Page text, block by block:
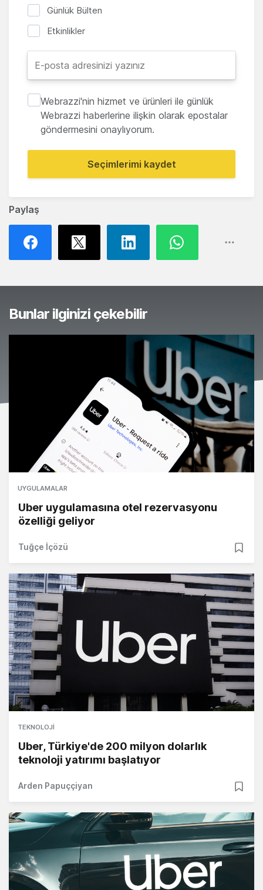
Paylaş
Günlük Bülten
Etkinlikler
Webrazzi'nin hizmet ve ürünleri ile günlük
Webrazzi haberlerine ilişkin olarak epostalar
göndermesini onaylıyorum.
Seçimlerimi kaydet
Bunlar ilginizi çekebilir
UYGULAMALAR
Uber uygulamasına otel rezervasyonu
özelliği geliyor
Tuğçe İçözü
TEKNOLOJI
Uber, Türkiye'de 200 milyon dolarlık
teknoloji yatırımı başlatıyor
Arden Papuççiyan